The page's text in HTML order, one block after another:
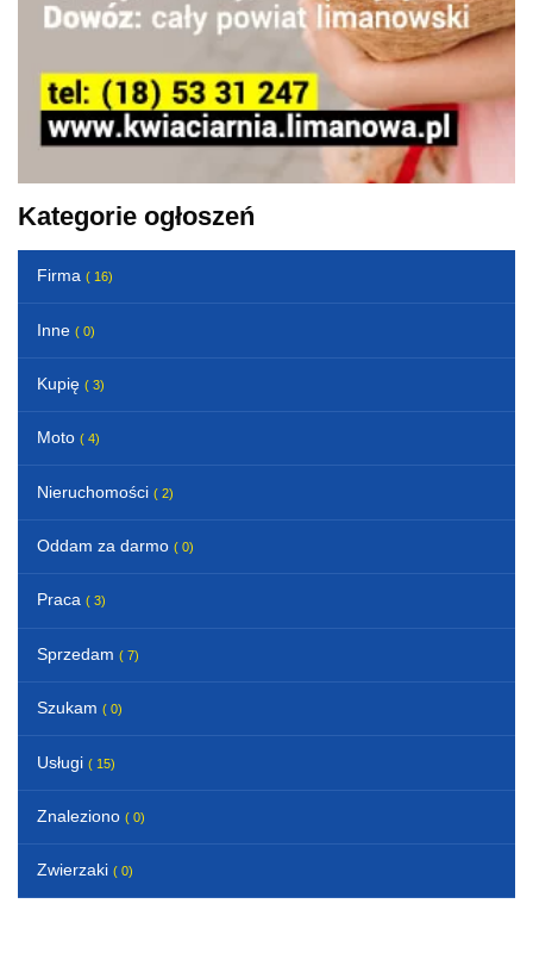
Kategorie ogłoszeń
Firma ( 16)
Inne ( 0)
Kupię ( 3)
Moto ( 4)
Nieruchomości ( 2)
Oddam za darmo ( 0)
Praca ( 3)
Sprzedam ( 7)
Szukam ( 0)
Usługi ( 15)
Znaleziono ( 0)
Zwierzaki ( 0)